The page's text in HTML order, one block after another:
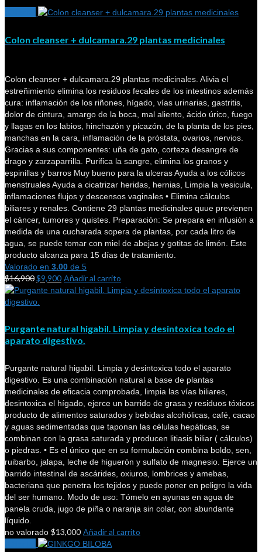
Colon cleanser + dulcamara.29 plantas medicinales
Colon cleanser + dulcamara.29 plantas medicinales. Alivia el
estreñimiento elimina los residuos fecales de los intestinos además
cura: inflamación de los riñones, hígado, vías urinarias, gastritis,
dolor de cintura, amargo de la boca, mal aliento, ácido úrico, fuego
y llagas en los labios, hinchazón y picazón, de la planta de los pies,
manchas en la cara, inflamación de la próstata, ovarios, nervios.
Gracias a sus componentes: uña de gato, corteza desangre de
drago y zarzaparrilla. Purifica la sangre, elimina los granos y
espinillas y barros Muy bueno para la ulceras Ayuda a los cólicos
menstruales Ayuda a cicatrizar heridas, hernias, Limpia la vesicula,
inflamaciones flujos y descensos vaginales • Elimina cálculos
biliares y renales. Contiene 29 plantas medicinales quue previenen
el cáncer, tumores y quistes. Preparación: Se prepara en infusión a
medida de una cucharada sopera de plantas, por cada litro de
agua, se puede tomar con miel de abejas y gotitas de limón. Este
producto alcanza para 15 días de tratamiento.
Valorado en 3.00 de 5
$16,900$9,900 Añadir al carrito
Purgante natural higabil. Limpia y desintoxica todo el
aparato digestivo.
Purgante natural higabil. Limpia y desintoxica todo el aparato
digestivo. Es una combinación natural a base de plantas
medicinales de eficacia comprobada, limpia las vías biliares,
desintoxica el hígado, ejerce un barrido de grasa y residuos tóxicos
producto de alimentos saturados y bebidas alcohólicas, café, cacao
y aguas sedimentadas que taponan las células hepáticas, se
combinan con la grasa saturada y producen litiasis biliar ( cálculos)
o piedras. • Es el único que en su formulación combina boldo, sen,
ruibarbo, jalapa, leche de higuerón y sulfato de magnesio. Ejerce un
barrido intestinal de ascárides, oxiuros, lombrices y amebas,
bacteriana que penetra los tejidos y puede poner en peligro la vida
del ser humano. Modo de uso: Tómelo en ayunas en agua de
panela cruda, jugo de piña o naranja sin colar, con abundante
líquido.
no valorado $13,000 Añadir al carrito